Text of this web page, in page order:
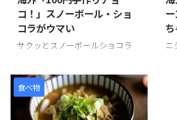
でまぶし、揚げる前のコロッケの
ように形を整えていきます。 冷蔵
庫で1時間半ほど冷やし固めて、
最後にチョコレートをソースのよ
「なんちゃってコロッケ」の様子
を見てみましょう。 引用元：
https://www.you ...
ト
谷
や
が
コ！」スノーボール・ショ
コラがウマい
サクッとスノーボールショコラ
るミックス粉シリーズのひとつ
で、材料の準備がバターのみで作
ることができます。 バターは室
温に戻すか、電子レンジを使って
ニ
食べ物